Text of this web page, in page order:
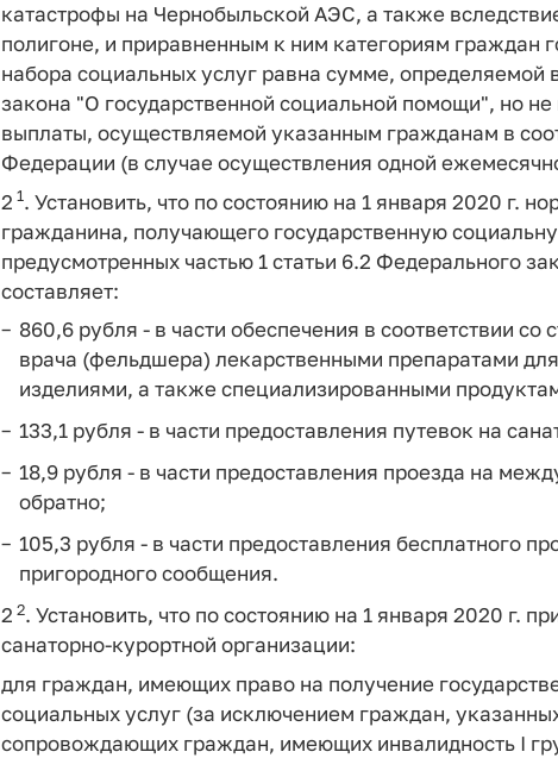
катастрофы на Чернобыльской АЭС, а также
полигоне, и приравненным к ним категориям граждан
набора социальных услуг равна сумме, определяемой
закона "О государственной социальной помощи", но
выплаты, осуществляемой указанным гражданам в
Федерации (в случае осуществления одной
2 1. Установить, что по состоянию на 1 января 2020 г.
гражданина, получающего государственную
предусмотренных частью 1 статьи 6.2 Федерального
составляет:
860,6 рубля - в части обеспечения в соответствии
врача (фельдшера) лекарственными препаратами
изделиями, а также специализированными
133,1 рубля - в части предоставления путевок на
18,9 рубля - в части предоставления проезда на
обратно;
105,3 рубля - в части предоставления бесплатного
пригородного сообщения.
2 2. Установить, что по состоянию на 1 января 2020 г.
санаторно-курортной организации:
для граждан, имеющих право на получение
социальных услуг (за исключением граждан,
сопровождающих граждан, имеющих инвалидность I